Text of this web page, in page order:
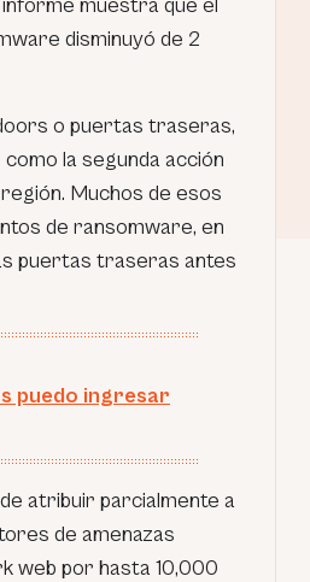
disminuyó de 2
o puertas traseras,
la segunda acción
Muchos de esos
de ransomware, en
puertas traseras antes
puedo ingresar
atribuir parcialmente a
de amenazas
web por hasta 10,000